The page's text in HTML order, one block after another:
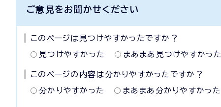
ご意見をお聞かせください
このページは見つけやすかったですか？
見つけやすかった まあまあ見つけやすかった
このページの内容は分かりやすかったですか？
分かりやすかった まあまあ分かりやすかった